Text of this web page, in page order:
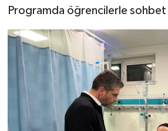
Programda öğrencilerle
TEKNOLOJİ